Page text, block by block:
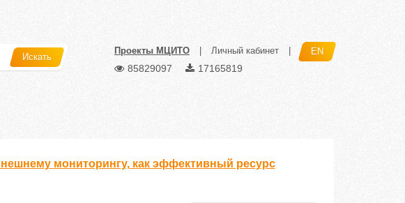
Искать
Проекты МЦИТО Личный кабинет EN
85829097 17165819
мониторингу, как эффективный ресурс